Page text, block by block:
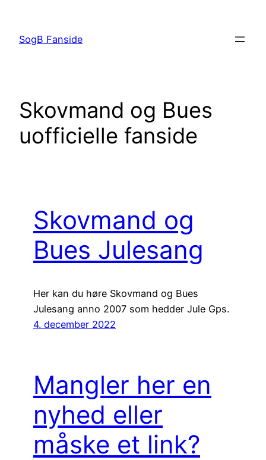
indhold
SogB Fanside
Skovmand og Bues
uofficielle fanside
Skovmand og
Bues Julesang
Her kan du høre Skovmand og Bues
Julesang anno 2007 som hedder Jule Gps.
4. december 2022
Mangler her en
nyhed eller
måske et link?